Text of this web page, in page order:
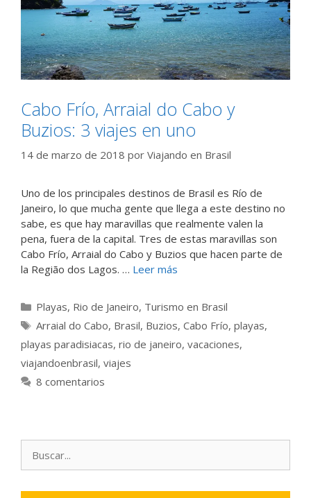
Cabo Frío, Arraial do Cabo y
Buzios: 3 viajes en uno
14 de marzo de 2018 por Viajando en Brasil
Uno de los principales destinos de Brasil es Río de
Janeiro, lo que mucha gente que llega a este destino no
sabe, es que hay maravillas que realmente valen la
pena, fuera de la capital. Tres de estas maravillas son
Cabo Frío, Arraial do Cabo y Buzios que hacen parte de
la Região dos Lagos. … Leer más
Categorías
Playas, Rio de Janeiro, Turismo en Brasil
Etiquetas
Arraial do Cabo, Brasil, Buzios, Cabo Frío, playas,
playas paradisiacas, rio de janeiro, vacaciones,
viajandoenbrasil, viajes
8 comentarios